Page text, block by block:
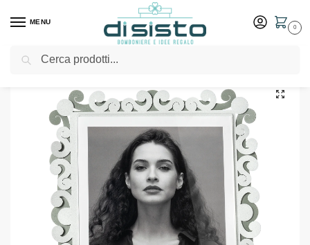
MENU
0
Home Shop Idee Regalo